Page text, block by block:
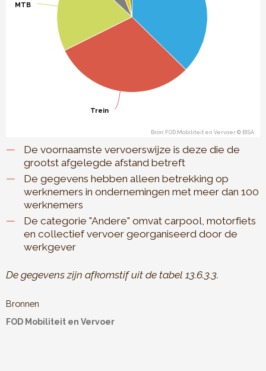
Trein
Trein
MTB
MTB
Bron: FOD Mobiliteit en Vervoer © BISA
De voornaamste vervoerswijze is deze die de
grootst afgelegde afstand betreft
De gegevens hebben alleen betrekking op
werknemers in ondernemingen met meer dan 100
werknemers
De categorie "Andere" omvat carpool, motorfiets
en collectief vervoer georganiseerd door de
werkgever
De gegevens zijn afkomstif uit de tabel 13.6.3.3.
Bronnen
FOD Mobiliteit en Vervoer